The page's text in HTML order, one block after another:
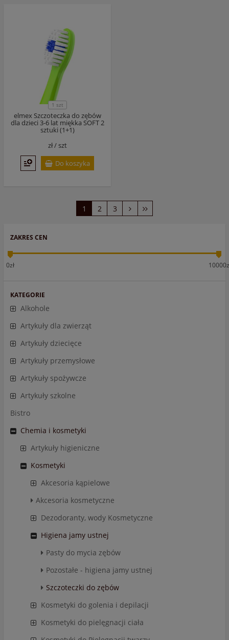
ZAKRES CEN
0zł
KATEGORIE
Alkohole
Artykuły dla zwierząt
Artykuły dziecięce
Artykuły przemysłowe
Artykuły spożywcze
Artykuły szkolne
Bistro
Chemia i kosmetyki
Artykuły higieniczne
Kosmetyki
Akcesoria kąpielowe
Akcesoria kosmetyczne
Dezodoranty, wody Kosmetyczne
Higiena jamy ustnej
Pasty do mycia zębów
Pozostałe - higiena jamy ustnej
Szczoteczki do zębów
Kosmetyki do golenia i depilacji
Kosmetyki do pielęgnacji ciała
1 szt
elmex Szczoteczka do zębów
dla dzieci 3-6 lat miękka SOFT 2
sztuki (1+1)
zł /szt
Do koszyka
1 2 3